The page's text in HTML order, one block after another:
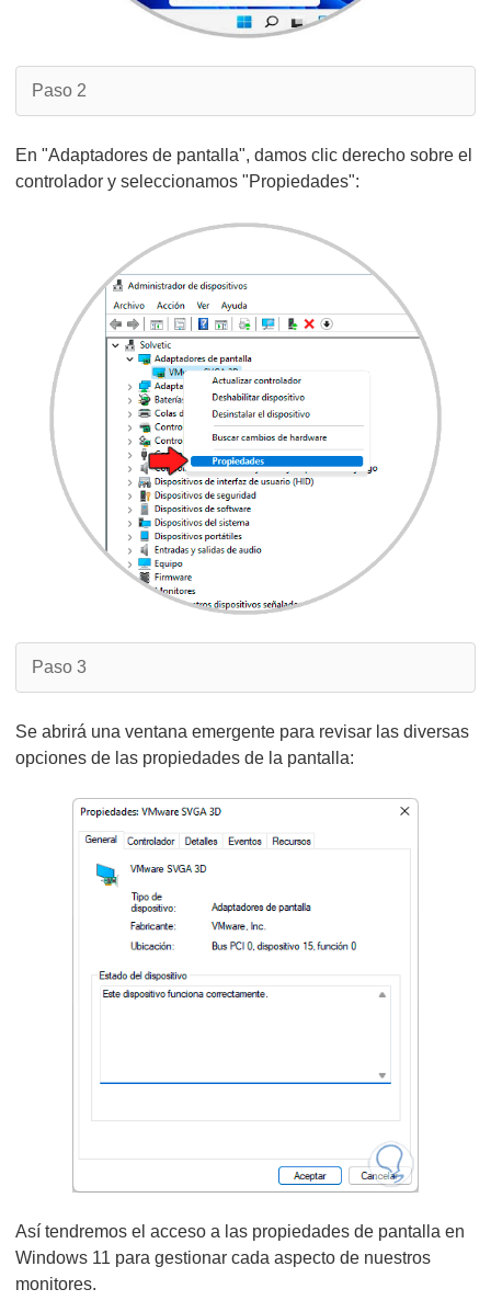
Paso 2
En "Adaptadores de pantalla", damos clic derecho sobre el
controlador y seleccionamos "Propiedades":
Paso 3
Se abrirá una ventana emergente para revisar las diversas
opciones de las propiedades de la pantalla:
Así tendremos el acceso a las propiedades de pantalla en
Windows 11 para gestionar cada aspecto de nuestros
monitores.